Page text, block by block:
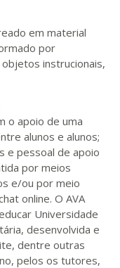
em material
por
instrucionais,
o apoio de uma
alunos e alunos;
e pessoal de apoio
por meios
e/ou por meio
online. O AVA
Universidade
desenvolvida e
dentre outras
pelos os tutores,